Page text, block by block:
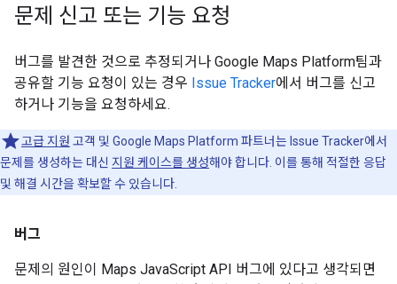
문제 신고 또는 기능 요청
버그를 발견한 것으로 추정되거나 Google Maps Platform팀과
공유할 기능 요청이 있는 경우 Issue Tracker에서 버그를 신고
하거나 기능을 요청하세요.
고급 지원 고객 및 Google Maps Platform 파트너는 Issue Tracker에서
문제를 생성하는 대신 지원 케이스를 생성해야 합니다. 이를 통해 적절한 응답
및 해결 시간을 확보할 수 있습니다.
버그
문제의 원인이 Maps JavaScript API 버그에 있다고 생각되면